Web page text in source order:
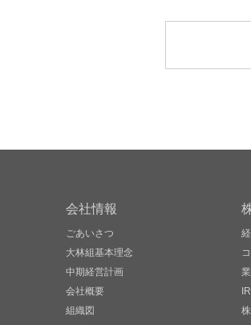
会社情報
ごあいさつ
大林組基本理念
中期経営計画
会社概要
組織図